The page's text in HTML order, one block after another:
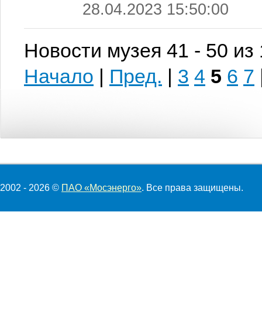
28.04.2023 15:50:00
Новости музея 41 - 50 из
Начало | Пред. | 3 4 5 6 7
2002 - 2026 © ПАО «Мосэнерго». Все права защищены.